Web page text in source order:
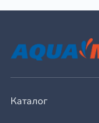
Каталог